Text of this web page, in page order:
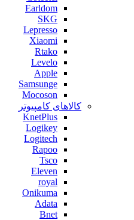
Earldom
SKG
Lepresso
Xiaomi
Rtako
Levelo
Apple
Samsunge
Mocoson
کالاهای کامپیوتر
KnetPlus
Logikey
Logitech
Rapoo
Tsco
Eleven
royal
Onikuma
Adata
Bnet